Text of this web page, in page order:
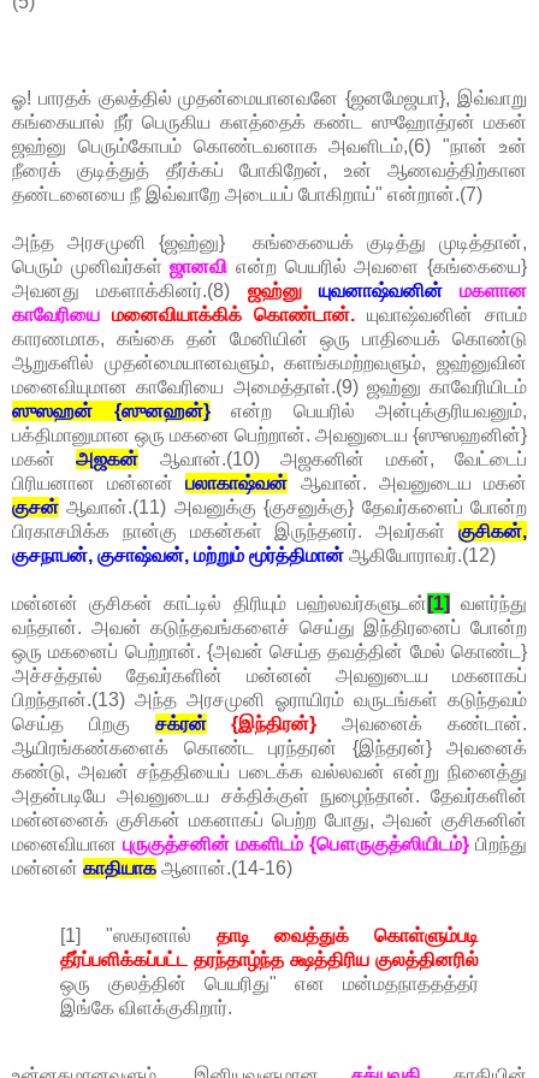
ஓ! பாரதக் குலத்தில் முதன்மையானவனே {ஜனமேஜயா}, இவ்வாறு
கங்கையால் நீர் பெருகிய களத்தைக் கண்ட ஸுஹோத்ரன் மகன்
ஜஹ்னு பெரும்கோபம் கொண்டவனாக அவளிடம்,(6) "நான் உன்
நீரைக் குடித்துத் தீர்க்கப் போகிறேன், உன் ஆணவத்திற்கான
தண்டனையை நீ இவ்வாறே அடையப் போகிறாய்" என்றான்.(7)
அந்த அரசமுனி {ஜஹ்னு} கங்கையைக் குடித்து முடித்தான்,
பெரும் முனிவர்கள்ஜானவி என்ற பெயரில் அவளை {கங்கையை}
அவனது மகளாக்கினர்.(8) ஜஹ்னு யுவனாஷ்வனின்
மகளான
காவேரியை மனைவியாக்கிக் கொண்டான். யுவாஷ்வனின் சாபம்
காரணமாக, கங்கை தன் மேனியின் ஒரு பாதியைக் கொண்டு
ஆறுகளில் முதன்மையானவளும், களங்கமற்றவளும், ஜஹ்னுவின்
மனைவியுமான காவேரியை அமைத்தாள்.(9) ஜஹ்னு காவேரியிடம்
ஸுஸஹன் {ஸுனஹன்}என்ற பெயரில் அன்புக்குரியவனும்,
பக்திமானுமான ஒரு மகனை பெற்றான். அவனுடைய {ஸுஸஹனின்}
மகன்அஜகன் ஆவான்.(10) அஜகனின் மகன், வேட்டைப்
பிரியனான மன்னன்பலாகாஷ்வன் ஆவான். அவனுடைய மகன்
குசன் ஆவான்.(11) அவனுக்கு {குசனுக்கு} தேவர்களைப் போன்ற
பிரகாசமிக்க நான்கு மகன்கள் இருந்தனர். அவர்கள் குசிகன்,
குசநாபன், குசாஷ்வன், மற்றும் மூர்த்திமான் ஆகியோராவர்.(12)
மன்னன் குசிகன் காட்டில் திரியும் பஹ்லவர்களுடன் [1]
வளர்ந்து
வந்தான். அவன் கடுந்தவங்களைச் செய்து இந்திரனைப் போன்ற
ஒரு மகனைப் பெற்றான். {அவன் செய்த தவத்தின் மேல் கொண்ட}
அச்சத்தால் தேவர்களின் மன்னன் அவனுடைய மகனாகப்
பிறந்தான்.(13) அந்த அரசமுனி ஓராயிரம் வருடங்கள் கடுந்தவம்
செய்த பிறகு சக்ரன் {இந்திரன்} அவனைக் கண்டான்.
ஆயிரங்கண்களைக் கொண்ட புரந்தரன் {இந்தரன்} அவனைக்
கண்டு, அவன் சந்ததியைப் படைக்க வல்லவன் என்று நினைத்து
அதன்படியே அவனுடைய சக்திக்குள் நுழைந்தான். தேவர்களின்
மன்னனைக் குசிகன் மகனாகப் பெற்ற போது, அவன் குசிகனின்
மனைவியான புருகுத்சனின் மகளிடம் {பௌருகுத்ஸியிடம்} பிறந்து
மன்னன் காதியாக ஆனான்.(14-16)
[1] "ஸகரனால் தாடி வைத்துக் கொள்ளும்படி
தீர்ப்பளிக்கப்பட்ட தரந்தாழ்ந்த க்ஷத்திரிய குலத்தினரில்
ஒரு குலத்தின் பெயரிது" என மன்மதநாததத்தர்
இங்கே விளக்குகிறார்.